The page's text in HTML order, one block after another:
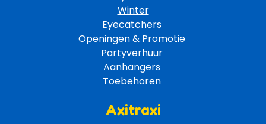
Winter
Eyecatchers
Openingen & Promotie
Partyverhuur
Aanhangers
Toebehoren
Axitraxi